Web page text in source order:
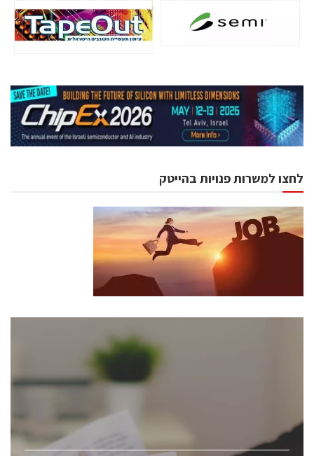
לחצו למשרות פנויות בהייטק
כנסים ואירועים
לכל העוסקים בתעשיית הסמיקונדקטור כולל מהנדסים,